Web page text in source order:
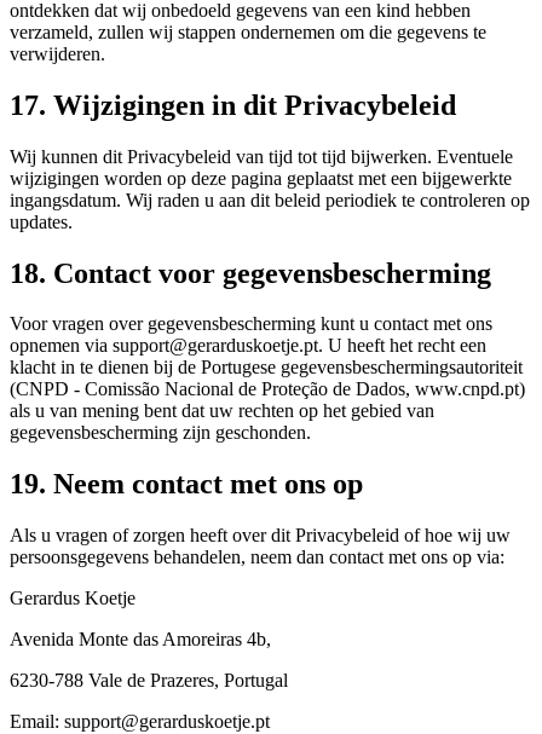
ontdekken dat wij onbedoeld gegevens van een kind hebben
verzameld, zullen wij stappen ondernemen om die gegevens te
verwijderen.
17. Wijzigingen in dit Privacybeleid
Wij kunnen dit Privacybeleid van tijd tot tijd bijwerken. Eventuele
wijzigingen worden op deze pagina geplaatst met een bijgewerkte
ingangsdatum. Wij raden u aan dit beleid periodiek te controleren op
updates.
18. Contact voor gegevensbescherming
Voor vragen over gegevensbescherming kunt u contact met ons
opnemen via support@gerarduskoetje.pt. U heeft het recht een
klacht in te dienen bij de Portugese gegevensbeschermingsautoriteit
(CNPD - Comissão Nacional de Proteção de Dados, www.cnpd.pt)
als u van mening bent dat uw rechten op het gebied van
gegevensbescherming zijn geschonden.
19. Neem contact met ons op
Als u vragen of zorgen heeft over dit Privacybeleid of hoe wij uw
persoonsgegevens behandelen, neem dan contact met ons op via:
Gerardus Koetje
Avenida Monte das Amoreiras 4b,
6230-788 Vale de Prazeres, Portugal
Email: support@gerarduskoetje.pt